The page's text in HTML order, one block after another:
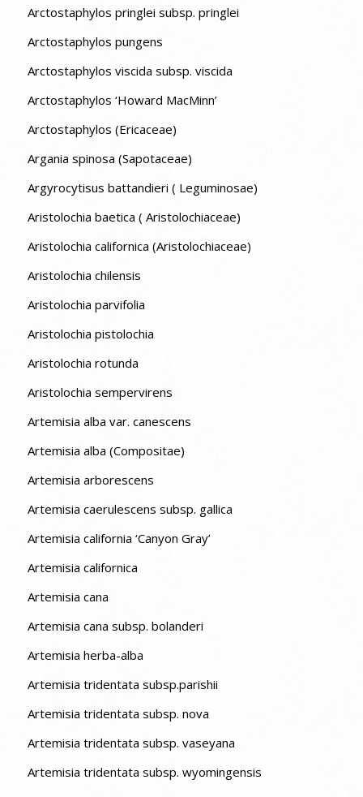
Arctostaphylos pringlei subsp. pringlei
Arctostaphylos pungens
Arctostaphylos viscida subsp. viscida
Arctostaphylos ‘Howard MacMinn’
Arctostaphylos (Ericaceae)
Argania spinosa (Sapotaceae)
Argyrocytisus battandieri ( Leguminosae)
Aristolochia baetica ( Aristolochiaceae)
Aristolochia californica (Aristolochiaceae)
Aristolochia chilensis
Aristolochia parvifolia
Aristolochia pistolochia
Aristolochia rotunda
Aristolochia sempervirens
Artemisia alba var. canescens
Artemisia alba (Compositae)
Artemisia arborescens
Artemisia caerulescens subsp. gallica
Artemisia california ‘Canyon Gray’
Artemisia californica
Artemisia cana
Artemisia cana subsp. bolanderi
Artemisia herba-alba
Artemisia tridentata subsp.parishii
Artemisia tridentata subsp. nova
Artemisia tridentata subsp. vaseyana
Artemisia tridentata subsp. wyomingensis